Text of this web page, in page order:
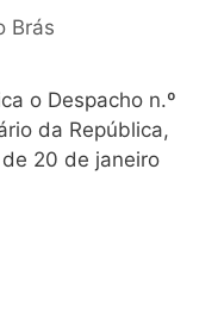
Brás
o Despacho n.º
da República,
20 de janeiro